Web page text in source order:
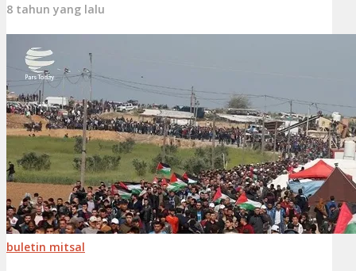
8 tahun yang lalu
buletin mitsal